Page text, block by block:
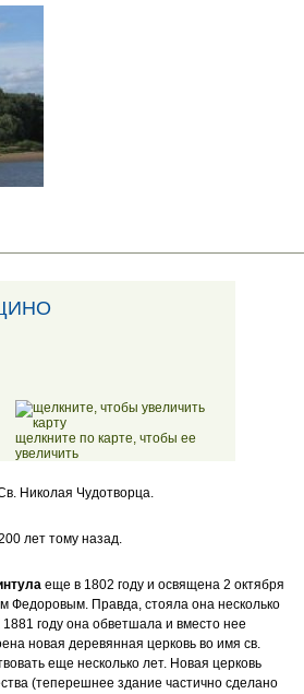
щелкните по карте, чтобы ее
увеличить
Николая Чудотворца.
лет тому назад.
еще в 1802 году и освящена 2 октября
Федоровым. Правда, стояла она несколько
году она обветшала и вместо нее
новая деревянная церковь во имя св.
еще несколько лет. Новая церковь
(теперешнее здание частично сделано